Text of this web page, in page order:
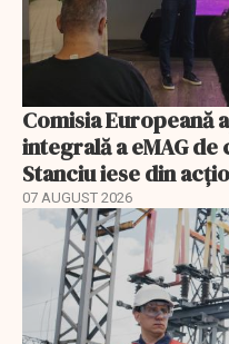
Comisia Europeană
integrală a eMAG
Stanciu iese din
07 AUGUST 2026